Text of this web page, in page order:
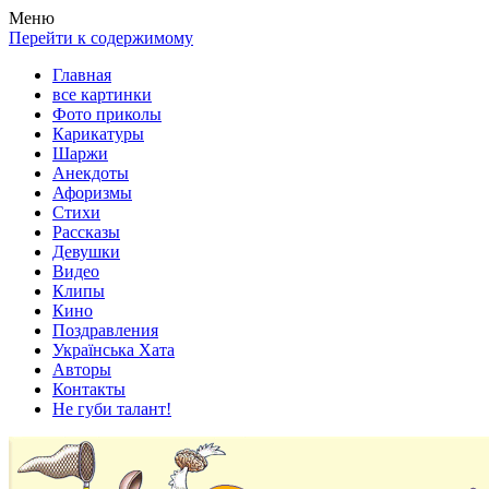
Весела хата — прикольные картинки, смешные истории, клипы!
Покажем всем ваши фото приколы, карикатуры, шаржи, стихи,
Меню
Перейти к содержимому
Главная
все картинки
Фото приколы
Карикатуры
Шаржи
Анекдоты
Афоризмы
Стихи
Рассказы
Девушки
Видео
Клипы
Кино
Поздравления
Українська Хата
Авторы
Контакты
Не губи талант!